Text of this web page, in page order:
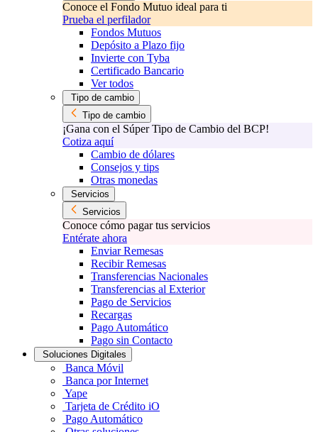
Conoce el Fondo Mutuo ideal para ti
Prueba el perfilador
Fondos Mutuos
Depósito a Plazo fijo
Invierte con Tyba
Certificado Bancario
Ver todos
Tipo de cambio
Tipo de cambio
¡Gana con el Súper Tipo de Cambio del BCP!
Cotiza aquí
Cambio de dólares
Consejos y tips
Otras monedas
Servicios
Servicios
Conoce cómo pagar tus servicios
Entérate ahora
Enviar Remesas
Recibir Remesas
Transferencias Nacionales
Transferencias al Exterior
Pago de Servicios
Recargas
Pago Automático
Pago sin Contacto
Soluciones Digitales
Banca Móvil
Banca por Internet
Yape
Tarjeta de Crédito iO
Pago Automático